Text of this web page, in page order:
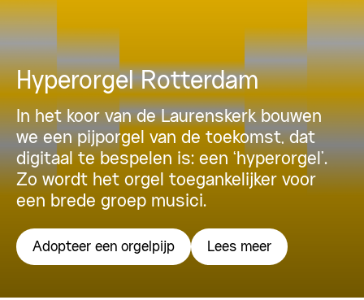
Hyperorgel Rotterdam
In het koor van de Laurenskerk bouwen
we een pijporgel van de toekomst, dat
digitaal te bespelen is: een ‘hyperorgel’.
Zo wordt het orgel toegankelijker voor
een brede groep musici.
Adopteer een orgelpijp Lees meer